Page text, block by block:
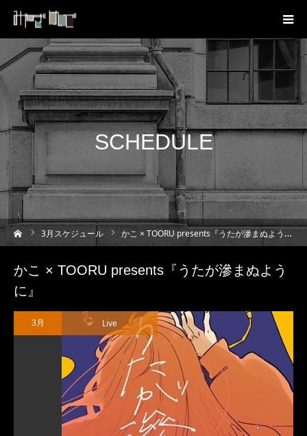
SCHEDULE
ム 3月スケジュール かこ × TOORU presents『うたが滲まぬように』
かこ × TOORU presents『うたが滲まぬよう
に』
3月 Live